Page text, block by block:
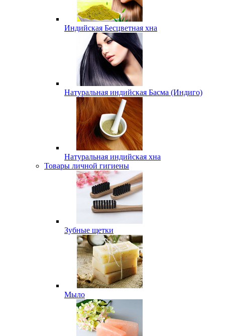
Индийская Бесцветная хна
Натуральная индийская Басма (Индиго)
Натуральная индийская хна
Товары личной гигиены
Зубные щетки
Мыло